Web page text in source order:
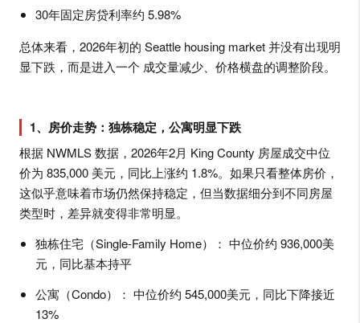
30年固定房贷利率约 5.98%
总体来看，2026年初的 Seattle housing market 并没有出现明
显下跌，而是进入一个 成交量减少、价格横盘的调整阶段。
1、房价走势：独栋稳定，公寓明显下跌
根据 NWMLS 数据，2026年2月 King County 房屋成交中位
价为 835,000 美元，同比上涨约 1.8%。如果只看整体房价，
这似乎意味着市场仍然保持稳定，但当数据细分到不同房屋
类型时，差异就变得非常明显。
独栋住宅（Single-Family Home）： 中位价约 936,000美
元，同比基本持平
公寓（Condo）： 中位价约 545,000美元，同比下降接近
13%